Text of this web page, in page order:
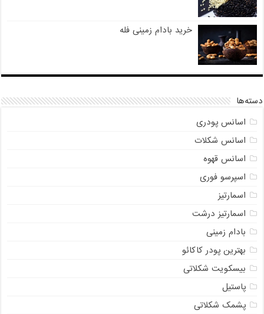
خرید بادام زمینی فله
دسته‌ها
اسانس پودری
اسانس شکلات
اسانس قهوه
اسپرسو فوری
اسمارتیز
اسمارتیز درشت
بادام زمینی
بهترین پودر کاکائو
بیسکویت شکلاتی
پاستیل
پشمک شکلاتی